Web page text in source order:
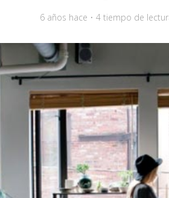
6 años hace 4 tiempo de